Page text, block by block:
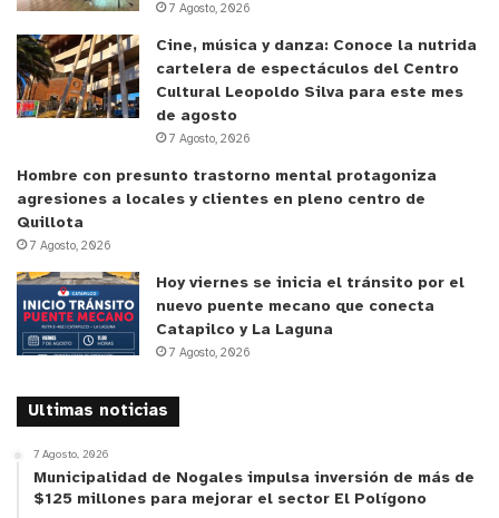
y tú, ¿qué opinas?
7 Agosto, 2026
Cine, música y danza: Conoce la nutrida
cartelera de espectáculos del Centro
Cultural Leopoldo Silva para este mes
de agosto
7 Agosto, 2026
Hombre con presunto trastorno mental protagoniza
agresiones a locales y clientes en pleno centro de
Quillota
7 Agosto, 2026
Hoy viernes se inicia el tránsito por el
nuevo puente mecano que conecta
Catapilco y La Laguna
7 Agosto, 2026
Ultimas noticias
7 Agosto, 2026
Municipalidad de Nogales impulsa inversión de más de
$125 millones para mejorar el sector El Polígono